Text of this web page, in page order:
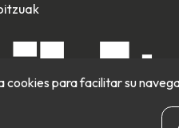
cookies para facilitar su